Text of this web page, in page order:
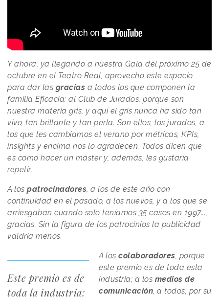
Y ahora, ya llegando a nuestra Gala del próximo 25 de
octubre en el Teatro Real, aprovecho este espacio
para dar las gracias a todos los que componen la
familia Eficacia: al Club de Jurados , porque son
nuestra materia gris, y aquí el gris nunca ha sido tan
vivo, tan brillante y tan perla. Son ellos, los jurados, a
los que les cambiamos el verano por métricas, KPIs,
insights y encima nos lo agradecen. Todos dicen que
es como hacer un máster y, además, les gustaría
repetir.
A los patrocinadores , a los de este año con
continuidad en el pasado, a los nuevos, y a los que se
arriesgaban cuando solo teníamos 35 casos en 1997...,
gracias. Sin la figura de los patrocinios la publicidad
valdría menos.
Este premio es de
toda la industria:
A los colaboradores , porque
este premio es de toda esta
industria; a los medios de
comunicación , a todos, por su